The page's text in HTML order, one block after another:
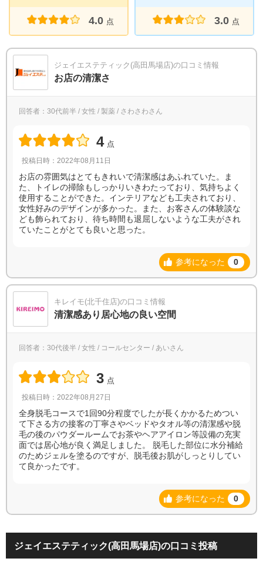
4.0 点 3.0 点
ジェイエステティック(高田馬場店)の口コミ情報
お店の清潔さ
回答者：30代前半 / 女性 / 製薬 / さわさわさん
4 点
投稿日時：2022年08月11日
お店の雰囲気はとてもきれいで清潔感はあふれていた。ま
た、トイレの掃除もしっかりいきわたっており、気持ちよく
使用することができた。インテリアなども工夫されており、
女性好みのデザインが多かった。また、お客さんの体験談な
ども飾られており、待ち時間も退屈しないような工夫がされ
ていたことがとても良いと思った。
参考になった 0
キレイモ(北千住店)の口コミ情報
清潔感あり居心地の良い空間
回答者：30代後半 / 女性 / コールセンター / あいさん
3 点
投稿日時：2022年08月27日
全身脱毛コースで1回90分程度でしたが長くかかるためつい
て下さる方の接客の丁寧さやベッドやタオル等の清潔感や脱
毛の後のパウダールームでお茶やヘアアイロン等設備の充実
面では居心地が良く満足しました。 脱毛した部位に水分補給
のためジェルを塗るのですが、脱毛後お肌がしっとりしてい
て良かったです。
参考になった 0
ジェイエステティック(高田馬場店)の口コミ投稿